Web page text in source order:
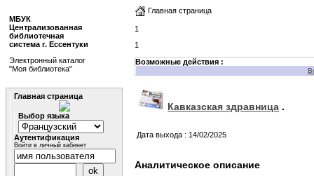
Главная страница
1
1
Возможные действия :
Кавказская здравница .
Дата выхода : 14/02/2025
Аналитическое описание
МБУК
Централизованная
библиотечная
система г. Ессентуки
Электронный каталог
"Моя библиотека"
Главная страница
Выбор языка
Аутентификация
Войти в личный кабинет